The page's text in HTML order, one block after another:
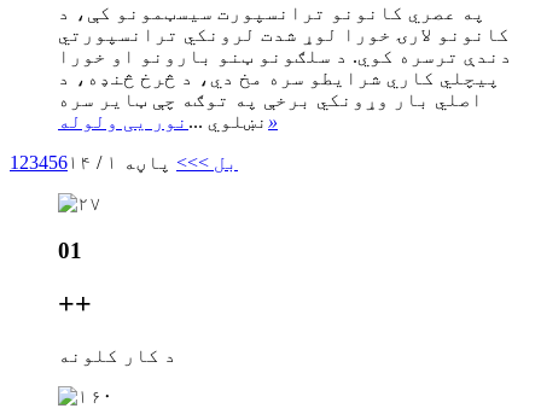
په عصري کانونو ترانسپورت سیسټمونو کې، د
کانونو لارۍ خورا لوړ شدت لرونکي ترانسپورتي
دندې ترسره کوي. د سلګونو ټنو بارونو او خورا
پیچلي کاري شرایطو سره مخ دي، د څرخ څنډه، د
اصلي بار وړونکي برخې په توګه چې ټایر سره
نښلوي ... نور یی ولوله
»
1 23456 بل >>> پاڼه ۱ / ۱۴
01
++
د کار کلونه